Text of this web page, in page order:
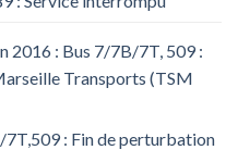
2016 : Bus 7/7B/7T, 509 :
Transports (TSM
: Fin de perturbation